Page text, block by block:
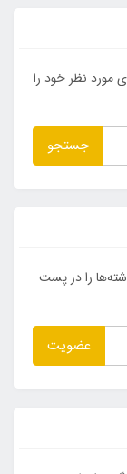
مورد نظر خود را
جستجو
را در پست
عضویت